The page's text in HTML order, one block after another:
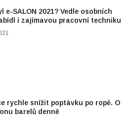
e-SALON 2021? Vedle osobních
i zajímavou pracovní techniku
rychle snížit poptávku po ropě. O
barelů denně